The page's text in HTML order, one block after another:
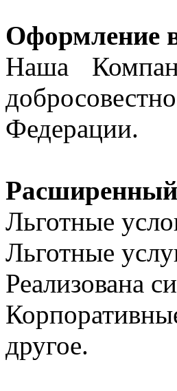
Оформление
Наша
Федерации.
Льготные
Льготные
Реализована
другое.